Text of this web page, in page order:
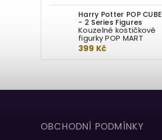
Harry Potter POP CUBE
- 2 Series Figures
Kouzelné kostičkové
figurky POP MART
399 Kč
OBCHODNÍ PODMÍNKY